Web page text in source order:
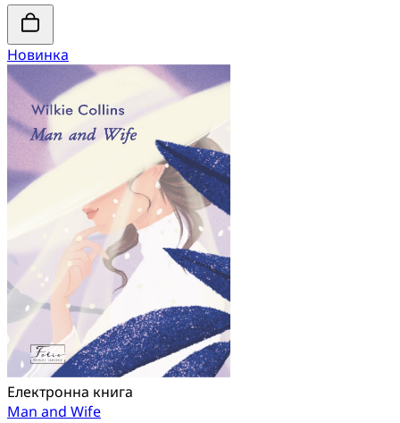
Новинка
Електронна книга
Man and Wife